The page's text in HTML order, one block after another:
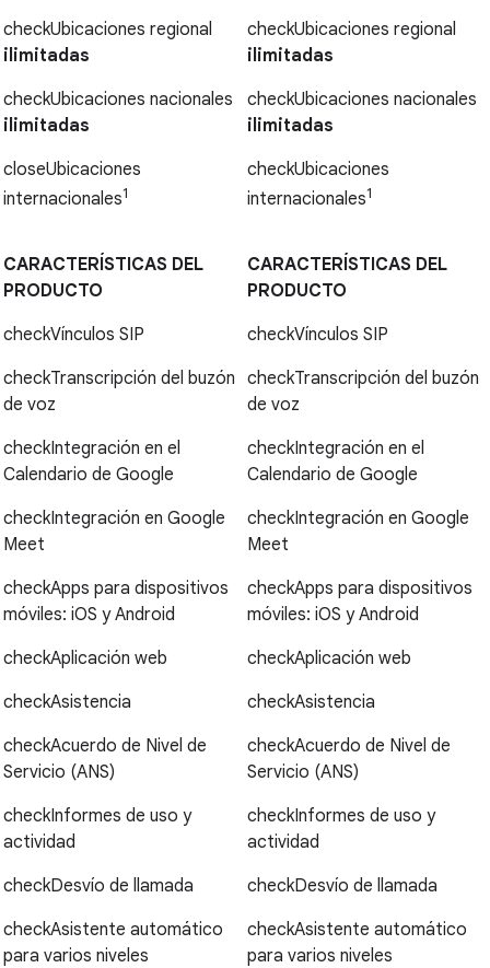
checkUbicaciones regional
ilimitadas
checkUbicaciones nacionales
ilimitadas
closeUbicaciones
internacionales1
checkUbicaciones regional
ilimitadas
checkUbicaciones nacionales
ilimitadas
checkUbicaciones
internacionales1
CARACTERÍSTICAS DEL
PRODUCTO
checkVínculos SIP
checkTranscripción del buzón
de voz
checkIntegración en el
Calendario de Google
checkIntegración en Google
Meet
checkApps para dispositivos
móviles: iOS y Android
checkAplicación web
checkAsistencia
checkAcuerdo de Nivel de
Servicio (ANS)
checkInformes de uso y
actividad
checkDesvío de llamada
checkAsistente automático
para varios niveles
CARACTERÍSTICAS DEL
PRODUCTO
checkVínculos SIP
checkTranscripción del buzón
de voz
checkIntegración en el
Calendario de Google
checkIntegración en Google
Meet
checkApps para dispositivos
móviles: iOS y Android
checkAplicación web
checkAsistencia
checkAcuerdo de Nivel de
Servicio (ANS)
checkInformes de uso y
actividad
checkDesvío de llamada
checkAsistente automático
para varios niveles